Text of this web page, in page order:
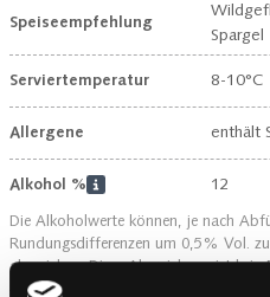
Speiseempfehlung
Spargel
Serviertemperatur 8-10°C
Allergene enthält
Alkohol % 12
Die Alkoholwerte können, je nach
Rundungsdifferenzen um 0,5% Vol.
abweichen. Diese Abweichung ist kein